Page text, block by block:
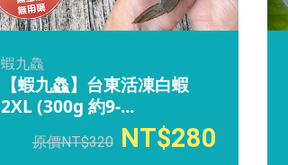
蝦九鱻
【蝦九鱻】台東活凍白蝦
2XL (300g 約9-...
320 280